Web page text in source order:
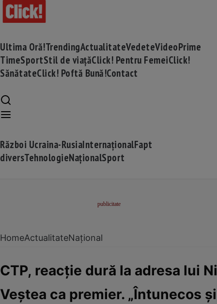
Ultima Oră!TrendingActualitateVedeteVideoPrime
TimeSportStil de viațăClick! Pentru FemeiClick!
SănătateClick! Poftă Bună!Contact
Război Ucraina-RusiaInternaționalFapt
diversTehnologieNaționalSport
HomeActualitateNațional
CTP, reacție dură la adresa lui
Veștea ca premier. „Întunecos